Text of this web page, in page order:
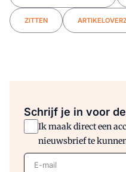
ZITTEN
Schrijf je in voor
Ik maak direct een
nieuwsbrief te
E-mail